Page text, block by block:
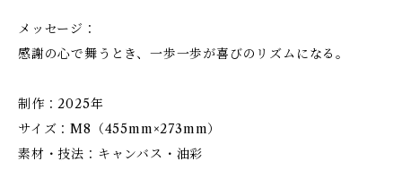
メッセージ：
感謝の心で舞うとき、一歩一歩が喜びのリズムになる。
制作：2025年
サイズ：M8（455mm×273mm）
素材・技法：キャンバス・油彩